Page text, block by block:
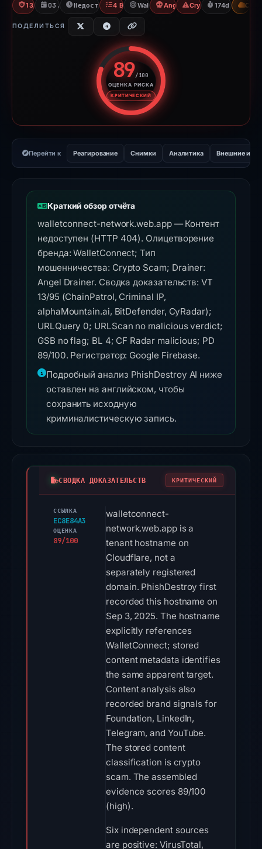
13/95 VT03.09.2025Недоступно с 25.02.2026
4 BlocklistsWalletConnectAngel DrainerCrypto Scam
174d to CDN
ПОДЕЛИТЬСЯ
89/100
ОЦЕНКА РИСКА
КРИТИЧЕСКИЙ
Оценка риска: 89 из 100.
Перейти к Реагирование Снимки Аналитика Внешние
Краткий обзор отчёта
walletconnect-network.web.app — Контент
недоступен (HTTP 404). Олицетворение
бренда: WalletConnect; Тип
мошенничества: Crypto Scam; Drainer:
Angel Drainer. Сводка доказательств: VT
13/95 (ChainPatrol, Criminal IP,
alphaMountain.ai, BitDefender, CyRadar);
URLQuery 0; URLScan no malicious verdict;
GSB no flag; BL 4; CF Radar malicious; PD
89/100. Регистратор: Google Firebase.
Подробный анализ PhishDestroy AI ниже
оставлен на английском, чтобы
сохранить исходную
криминалистическую запись.
СВОДКА ДОКАЗАТЕЛЬСТВ КРИТИЧЕСКИЙ
ССЫЛКА
EC8E84A3
ОЦЕНКА
89/100
walletconnect-
network.web.app is a
tenant hostname on
Cloudflare, not a
separately registered
domain. PhishDestroy first
recorded this hostname on
Sep 3, 2025. The hostname
explicitly references
WalletConnect; stored
content metadata identifies
the same apparent target.
Content analysis also
recorded brand signals for
Foundation, LinkedIn,
Telegram, and YouTube.
The stored content
classification is crypto
scam. The assembled
evidence scores 89/100
(high).
Six independent sources
are positive: VirusTotal,